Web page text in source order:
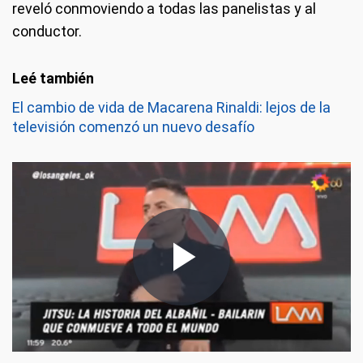
reveló conmoviendo a todas las panelistas y al
conductor.
El cambio de vida de Macarena Rinaldi: lejos de la
televisión comenzó un nuevo desafío